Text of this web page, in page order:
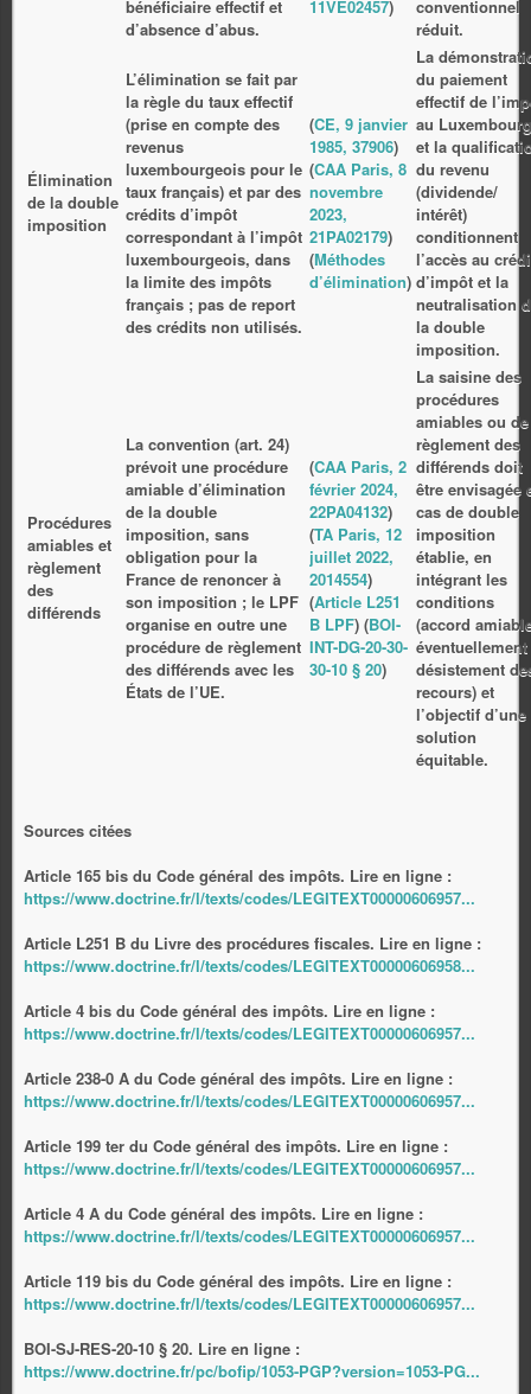
bénéficiaire effectif et
d’absence d’abus.
11VE02457)
conventionnel
réduit.
Élimination
de la double
imposition
L’élimination se fait par
la règle du taux effectif
(prise en compte des
revenus
luxembourgeois pour le
taux français) et par des
crédits d’impôt
correspondant à l’impôt
luxembourgeois, dans
la limite des impôts
français ; pas de report
des crédits non utilisés.
(CE, 9 janvier
1985, 37906)
(CAA Paris, 8
novembre
2023,
21PA02179)
(Méthodes
d’élimination)
La
du paiement
effectif de
au Luxembourg
et la
du revenu
(dividende/
intérêt)
conditionnent
l’accès au
d’impôt et la
neutralisation
la double
imposition.
Procédures
amiables et
règlement
des
différends
La convention (art. 24)
prévoit une procédure
amiable d’élimination
de la double
imposition, sans
obligation pour la
France de renoncer à
son imposition ; le LPF
organise en outre une
procédure de règlement
des différends avec les
États de l’UE.
(CAA Paris, 2
février 2024,
22PA04132)
(TA Paris, 12
juillet 2022,
2014554)
(Article L251
B LPF) (BOI-
INT-DG-20-30-
30-10 § 20)
La saisine des
procédures
amiables ou de
règlement des
différends doit
être envisagée
cas de double
imposition
établie, en
intégrant les
conditions
(accord
éventuellement
désistement
recours) et
l’objectif d’une
solution
équitable.
Sources citées
Article 165 bis du Code général des impôts. Lire en ligne :
https://www.doctrine.fr/l/texts/codes/LEGITEXT00000606957...
Article L251 B du Livre des procédures fiscales. Lire en ligne :
https://www.doctrine.fr/l/texts/codes/LEGITEXT00000606958...
Article 4 bis du Code général des impôts. Lire en ligne :
https://www.doctrine.fr/l/texts/codes/LEGITEXT00000606957...
Article 238-0 A du Code général des impôts. Lire en ligne :
https://www.doctrine.fr/l/texts/codes/LEGITEXT00000606957...
Article 199 ter du Code général des impôts. Lire en ligne :
https://www.doctrine.fr/l/texts/codes/LEGITEXT00000606957...
Article 4 A du Code général des impôts. Lire en ligne :
https://www.doctrine.fr/l/texts/codes/LEGITEXT00000606957...
Article 119 bis du Code général des impôts. Lire en ligne :
https://www.doctrine.fr/l/texts/codes/LEGITEXT00000606957...
BOI-SJ-RES-20-10 § 20. Lire en ligne :
https://www.doctrine.fr/pc/bofip/1053-PGP?version=1053-PG...